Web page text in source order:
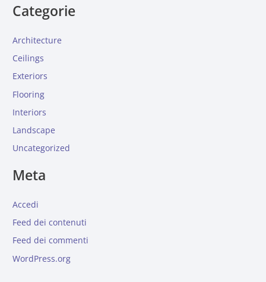
Categorie
Architecture
Ceilings
Exteriors
Flooring
Interiors
Landscape
Uncategorized
Meta
Accedi
Feed dei contenuti
Feed dei commenti
WordPress.org